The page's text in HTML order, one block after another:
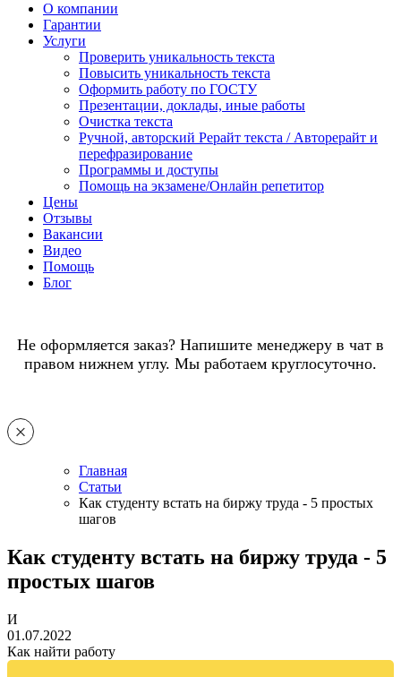
О компании
Гарантии
Услуги
Проверить уникальность текста
Повысить уникальность текста
Оформить работу по ГОСТУ
Презентации, доклады, иные работы
Очистка текста
Ручной, авторский Рерайт текста / Авторерайт и
перефразирование
Программы и доступы
Помощь на экзамене/Онлайн репетитор
Цены
Отзывы
Вакансии
Видео
Помощь
Блог
Не оформляется заказ? Напишите менеджеру в чат в
правом нижнем углу. Мы работаем круглосуточно.
Главная
Статьи
Как студенту встать на биржу труда - 5 простых
шагов
Как студенту встать на биржу труда - 5
простых шагов
И
01.07.2022
Как найти работу